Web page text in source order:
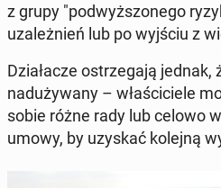
z grupy "pod­wyż­szo­ne­go
uza­leż­nień lub po wyjściu z
Dzia­ła­cze ostrze­ga­ją
nad­uży­wa­ny – wła­ści­cie­le
sobie różne rady lub celowo
umowy, by uzyskać kolejną